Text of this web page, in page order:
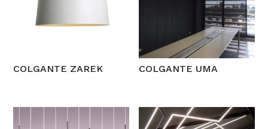
COLGANTE ZAREK COLGANTE UMA